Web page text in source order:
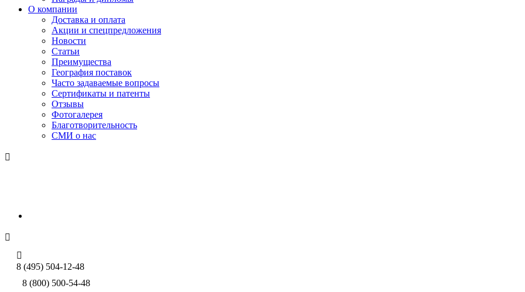
О компании
Доставка и оплата
Акции и спецпредложения
Новости
Статьи
Преимущества
География поставок
Часто задаваемые вопросы
Сертификаты и патенты
Отзывы
Фотогалерея
Благотворительность
СМИ о нас



8 (495) 504-12-48
8 (800) 500-54-48